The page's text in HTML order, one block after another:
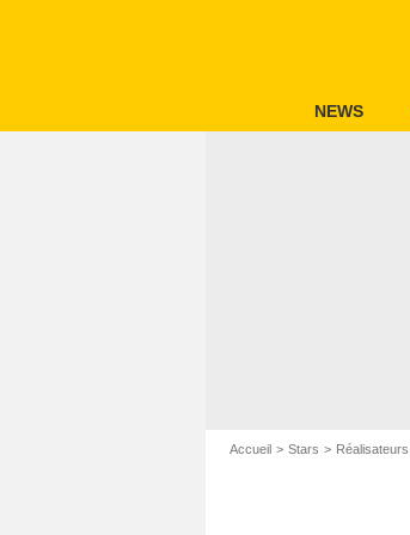
NEWS
Accueil Stars Réalisateurs